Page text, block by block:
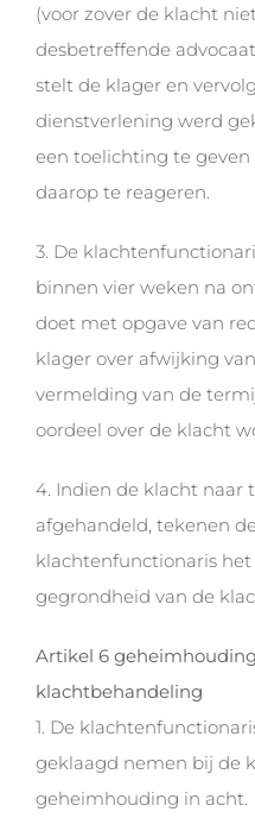
(voor zover de klacht
desbetreffende
stelt de klager en
dienstverlening werd
een toelichting te
daarop te reageren.
3. De
binnen vier weken na
doet met opgave van
klager over afwijking
vermelding van de
oordeel over de klacht
4. Indien de klacht naar
afgehandeld, tekenen
klachtenfunctionaris het
gegrondheid van de
Artikel 6
klachtbehandeling
1. De
geklaagd nemen bij de
geheimhouding in acht.